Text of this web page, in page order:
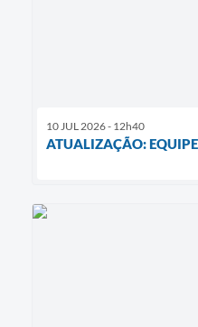
10 JUL 2026 - 12h40
ATUALIZAÇÃO: